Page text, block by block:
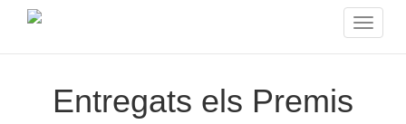
Toggle
Entregats els Premis